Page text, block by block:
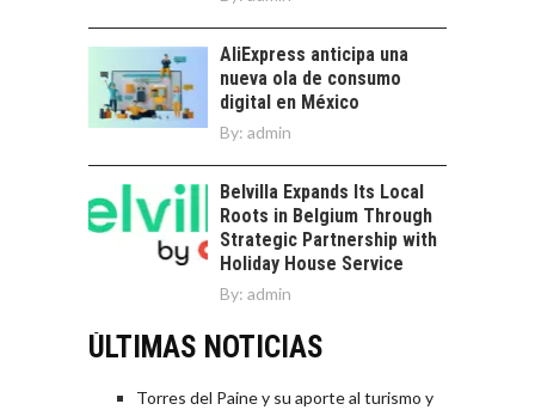
AliExpress anticipa una
nueva ola de consumo
digital en México
By: admin
Belvilla Expands Its Local
Roots in Belgium Through
Strategic Partnership with
Holiday House Service
By: admin
ÚLTIMAS NOTICIAS
Torres del Paine y su aporte al turismo y